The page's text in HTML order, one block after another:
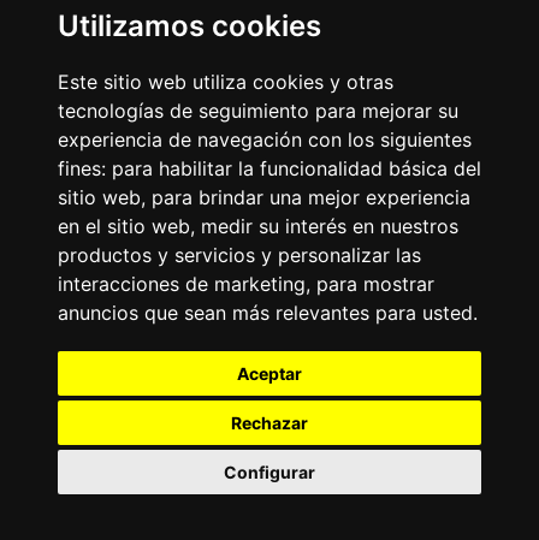
Utilizamos cookies
Este sitio web utiliza cookies y otras
tecnologías de seguimiento para mejorar su
experiencia de navegación con los siguientes
fines: para habilitar la funcionalidad básica del
sitio web, para brindar una mejor experiencia
en el sitio web, medir su interés en nuestros
productos y servicios y personalizar las
interacciones de marketing, para mostrar
anuncios que sean más relevantes para usted.
Aceptar
Rechazar
Configurar
Noticias
Emisoras Unidas
Encuéntranos
Contacto
Términos y condiciones
Directorio
Grupo Emisoras Unidas
desarrollo porwww.dast.cl